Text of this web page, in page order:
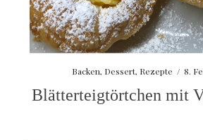
Backen, Dessert, Rezepte / 8.
Blätterteigtörtchen mit